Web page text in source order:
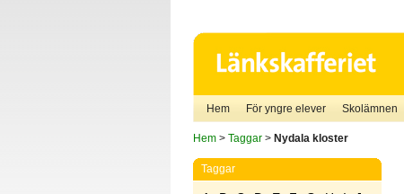
Hem För yngre elever Skolämnen
Hem> Taggar> Nydala kloster
Taggar